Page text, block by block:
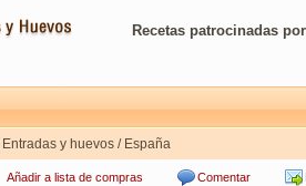
Recetas patrocinadas
Entradas y huevos / España
Añadir a lista de compras Comentar